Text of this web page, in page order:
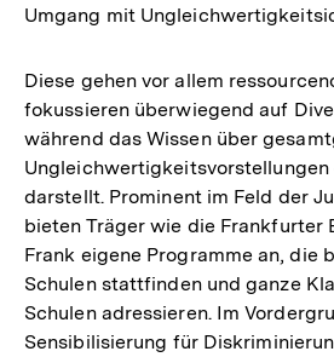
Umgang mit
Diese gehen vor allem
fokussieren überwiegend auf
während das Wissen über
darstellt. Prominent im Feld der
bieten Träger wie die Frankfurter
Frank eigene Programme an, die
Schulen stattfinden und ganze
Schulen adressieren. Im
Sensibilisierung für